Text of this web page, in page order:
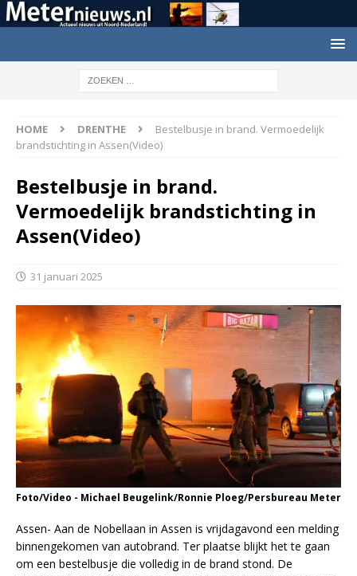
HOME DRENTHE
Bestelbusje in brand. Vermoedelijk
brandstichting in Assen(Video)
Bestelbusje in brand.
Vermoedelijk brandstichting in
Assen(Video)
31 januari 2025
Foto/Video - Michael Beugelink/Ronnie Ploeg/Persbureau Meter
Assen- Aan de Nobellaan in Assen is vrijdagavond een melding
binnengekomen van autobrand. Ter plaatse blijkt het te gaan
om een bestelbusje die volledig in de brand stond. De